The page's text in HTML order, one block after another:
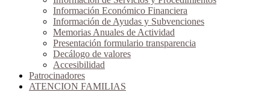
Información Económico Financiera
Información de Ayudas y Subvenciones
Memorias Anuales de Actividad
Presentación formulario transparencia
Decálogo de valores
Accesibilidad
Patrocinadores
ATENCION FAMILIAS